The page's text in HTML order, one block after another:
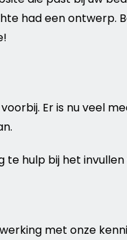
had een ontwerp.
!
Er is nu veel
te hulp bij het
met onze